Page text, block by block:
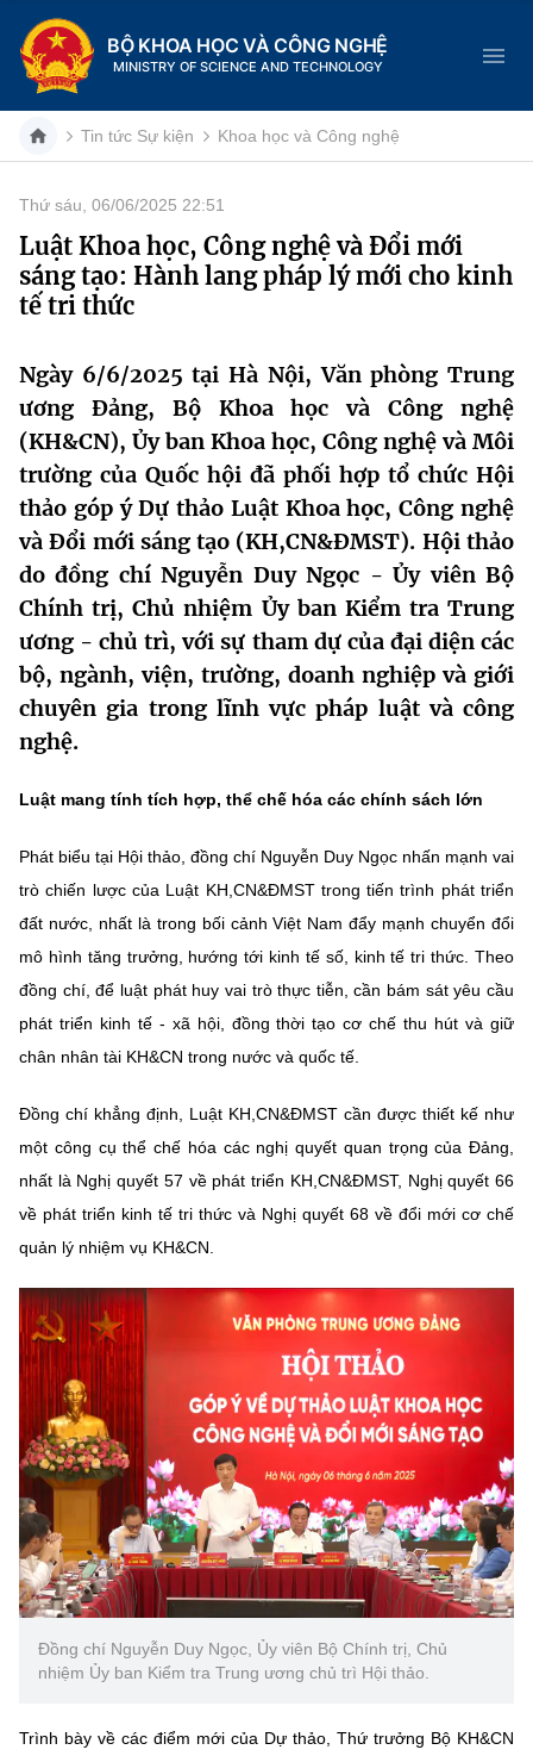
BỘ KHOA HỌC VÀ CÔNG NGHỆ
MINISTRY OF SCIENCE AND TECHNOLOGY
Danh mục
Trang chủ
Chức năng nhiệm vụ
Cơ cấu tổ chức
Lịch sử phát triển
Sở Khoa học và Công nghệ
Tin tức sự kiện
Khoa học và Công nghệ
Đổi mới sáng tạo
Chuyển đổi số
Bưu chính, Viễn thông
Sở hữu trí tuệ
Tiêu chuẩn, đo lường, chất lượng
Năng lượng nguyên tử
Tin tổng hợp
Tin địa phương
Dịch vụ công
Hệ thống văn bản
Văn bản QPPL
Văn bản chỉ đạo điều hành
Lấy ý kiến người dân về dự thảo VBQPPL
MST IOFFICE
THỐNG KÊ
Khoa học và Công nghệ
Đổi mới sáng tạo
Chuyển đổi số
Bưu chính, Viễn thông
Sở hữu trí tuệ
Tiêu chuẩn, đo lường, chất lượng
Năng lượng nguyên tử
Multimedia
THƯ ĐIỆN TỬ
Ảnh
Nhiệm vụ trọng tâm
Vietnamese English
BỘ KHOA HỌC VÀ CÔNG NGHỆ
Điều khoản sử dụng Theo dõi MST: Góp ý
Cơ quan chủ quản: Bộ Khoa học và Công nghệ (MST)
Chịu trách nhiệm nội dung: Nguyễn Thị Hải Hằng
Giám đốc Trung tâm Truyền thông Khoa học và Công nghệ.
Liên hệ
Địa chỉ: Ban Biên tập Cổng TTĐT - 18 Nguyễn Du, TP. Hà Nội
Điện thoại: 024 3936 9506
Email:stc@mst.gov.vn
©2026 Bản quyền thuộc Bộ Khoa Học và Công Nghệ
(Ghi rõ nguồn "https://mst.gov.vn" khi phát hành lại thông tin từ
Tin tức Sự kiện Khoa học và Công nghệ
Thứ sáu, 06/06/2025 22:51
Luật Khoa học, Công nghệ và Đổi mới
sáng tạo: Hành lang pháp lý mới cho kinh
tế tri thức
Ngày 6/6/2025 tại Hà Nội, Văn phòng Trung
ương Đảng, Bộ Khoa học và Công nghệ
(KH&CN), Ủy ban Khoa học, Công nghệ và Môi
trường của Quốc hội đã phối hợp tổ chức Hội
thảo góp ý Dự thảo Luật Khoa học, Công nghệ
và Đổi mới sáng tạo (KH,CN&ĐMST). Hội thảo
do đồng chí Nguyễn Duy Ngọc - Ủy viên Bộ
Chính trị, Chủ nhiệm Ủy ban Kiểm tra Trung
ương - chủ trì, với sự tham dự của đại diện các
bộ, ngành, viện, trường, doanh nghiệp và giới
chuyên gia trong lĩnh vực pháp luật và công
nghệ.
Luật mang tính tích hợp, thể chế hóa các chính sách lớn
Phát biểu tại Hội thảo, đồng chí Nguyễn Duy Ngọc nhấn mạnh vai
trò chiến lược của Luật KH,CN&ĐMST trong tiến trình phát triển
đất nước, nhất là trong bối cảnh Việt Nam đẩy mạnh chuyển đổi
mô hình tăng trưởng, hướng tới kinh tế số, kinh tế tri thức. Theo
đồng chí, để luật phát huy vai trò thực tiễn, cần bám sát yêu cầu
phát triển kinh tế - xã hội, đồng thời tạo cơ chế thu hút và giữ
chân nhân tài KH&CN trong nước và quốc tế.
Đồng chí khẳng định, Luật KH,CN&ĐMST cần được thiết kế như
một công cụ thể chế hóa các nghị quyết quan trọng của Đảng,
nhất là Nghị quyết 57 về phát triển KH,CN&ĐMST, Nghị quyết 66
về phát triển kinh tế tri thức và Nghị quyết 68 về đổi mới cơ chế
quản lý nhiệm vụ KH&CN.
Đồng chí Nguyễn Duy Ngọc, Ủy viên Bộ Chính trị, Chủ
nhiệm Ủy ban Kiểm tra Trung ương chủ trì Hội thảo.
Trình bày về các điểm mới của Dự thảo, Thứ trưởng Bộ KH&CN